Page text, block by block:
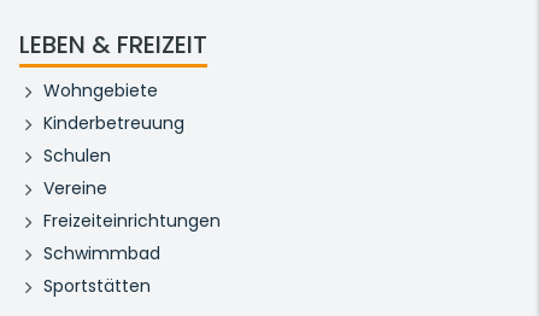
LEBEN & FREIZEIT
Wohngebiete
Kinderbetreuung
Schulen
Vereine
Freizeiteinrichtungen
Schwimmbad
Sportstätten